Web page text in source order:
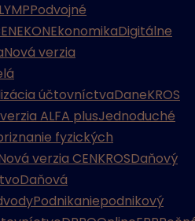
Podvojné
EkonomikaDigitálne
Nová verzia
účtovníctvaDaneKROS
ALFA plusJednoduché
fyzických
verzia CENKROSDaňový
Daňová
Podnikaniepodnikový